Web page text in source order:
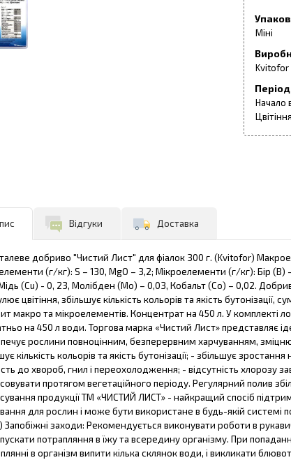
Міні
Kvitofor
Начало
Відгуки Доставка
добриво "Чистий Лист" для фіалок 300 г. (Kvitofor)
(г/кг): S – 130, MgO – 3,2; Мікроелементи (г/кг): Бір
(Cu) - 0, 23, Молібден (Мо) – 0,03, Кобальт (Со) – 0,02.
цвітіння, збільшує кількість кольорів та якість
макро та мікроелементів. Концентрат на 450 л. У комплекті
на 450 л води. Торгова марка «Чистий Лист» представляє
рослини повноцінним, безперервним харчуванням,
кількість кольорів та якість бутонізації; - збільшує
до хвороб, гнил і переохолодження; - відсутність хлорозу
протягом вегетаційного періоду. Регулярний полив
продукції ТМ «ЧИСТИЙ ЛИСТ» - найкращий спосіб
для рослин і може бути використане в будь-якій системі
заходи: Рекомендується виконувати роботи в
потрапляння в їжу та всередину організму. При
в організм випити кілька склянок води, і викликати